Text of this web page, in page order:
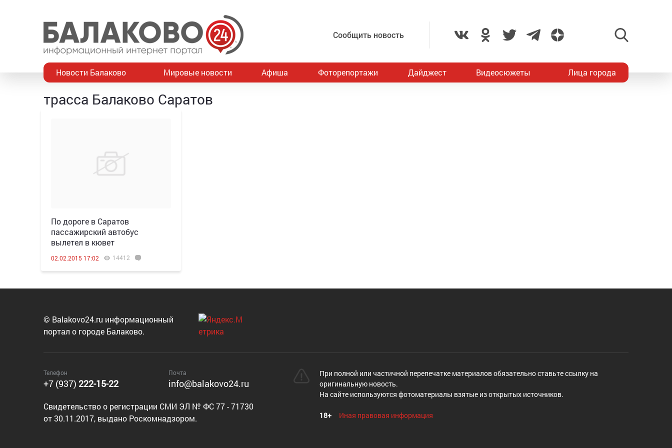
Сообщить новость
Новости Балаково Мировые новости Афиша Фоторепортажи Дайджест Видеосюжеты Лица города
трасса Балаково Саратов
По дороге в Саратов
пассажирский автобус
вылетел в кювет
02.02.2015 17:02 14412
© Balakovo24.ru информационный
портал о городе Балаково.
Телефон
+7 (937) 222-15-22
Почта
info@balakovo24.ru
Cвидетельство о регистрации СМИ ЭЛ № ФС 77 - 71730
от 30.11.2017, выдано Роскомнадзором.
При полной или частичной перепечатке материалов обязательно ставьте ссылку на
оригинальную новость.
На сайте используются фотоматериалы взятые из открытых источников.
18+ Иная правовая информация